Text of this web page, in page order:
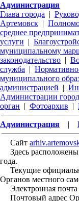
Администрация
Глава города |
Артемовск |
среднее
услуги |
муниципальному
законодательство |
служба |
муниципального
администрацией |
Администрации
орган | Фотоархив |
Администрация |
Сайт
Здесь расположены
года.
Текущие
Органов местного
Электронная почта
Почтовый адрес